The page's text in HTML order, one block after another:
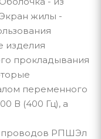
жилы -
изделия
прокладывания
переменного
В (400 Гц), а
проводов РПШЭл